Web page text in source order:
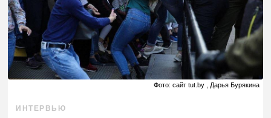
Фото: сайт tut.by , Дарья Бурякина
ИНТЕРВЬЮ